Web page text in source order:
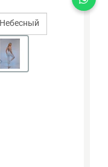
Небесный